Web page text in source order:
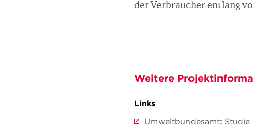
der Verbraucher entlang
Weitere
Links
Umweltbundesamt: